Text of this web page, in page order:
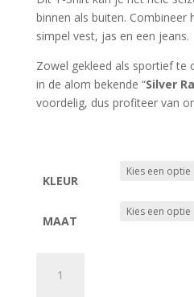
binnen als buiten. Combineer
simpel vest, jas en een jeans.
Zowel gekleed als sportief te
in de alom bekende “Silver
voordelig, dus profiteer van
KLEUR
MAAT